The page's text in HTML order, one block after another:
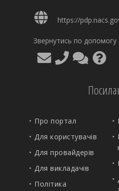
https://
Звернутись по допомогу
Про портал
Для користувачів
Для провайдерів
Для викладачів
Політика